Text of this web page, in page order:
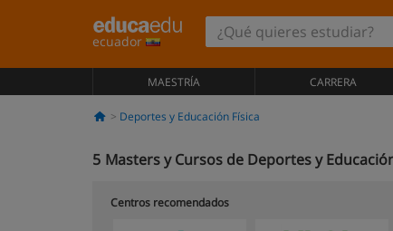
ecuador
MAESTRÍA CARRERA
Deportes y Educación Física
5 Masters y Cursos de Deportes y
Centros recomendados